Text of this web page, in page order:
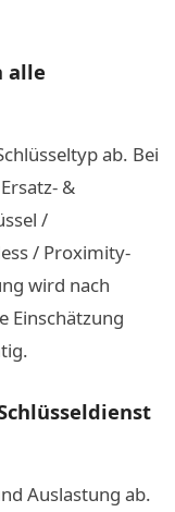
alle
ab. Bei
&
/
/ Proximity-
wird nach
Einschätzung
Auslastung ab.